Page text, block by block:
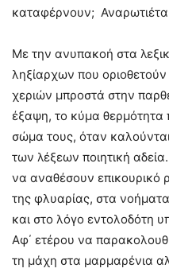
καταφέρνουν;
Με την ανυπακοή στα
ληξίαρχων που
χεριών μπροστά στην
έξαψη, το κύμα θερμότητα
σώμα τους, όταν
των λέξεων ποιητική
να αναθέσουν επικουρικό
της φλυαρίας, στα
και στο λόγο εντολοδότη
Αφ΄ ετέρου να
τη μάχη στα μαρμαρένια